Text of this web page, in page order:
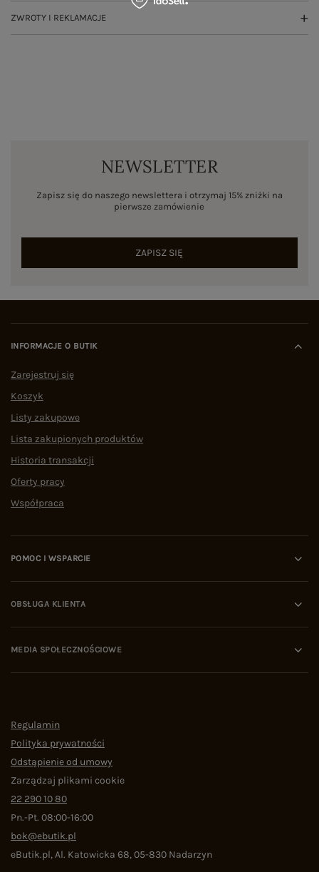
ZWROTY I REKLAMACJE
NEWSLETTER
Zapisz się do naszego newslettera i otrzymaj 15% zniżki na
pierwsze zamówienie
ZAPISZ SIĘ
INFORMACJE O BUTIK
Zarejestruj się
Koszyk
Listy zakupowe
Lista zakupionych produktów
Historia transakcji
Oferty pracy
Współpraca
POMOC I WSPARCIE
OBSŁUGA KLIENTA
MEDIA SPOŁECZNOŚCIOWE
Regulamin
Polityka prywatności
Odstąpienie od umowy
Zarządzaj plikami cookie
22 290 10 80
Pn.-Pt. 08:00-16:00
bok@ebutik.pl
eButik.pl,Al. Katowicka 68,05-830 Nadarzyn